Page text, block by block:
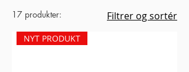
17 produkter: Filtrer og sortér
NYT PRODUKT